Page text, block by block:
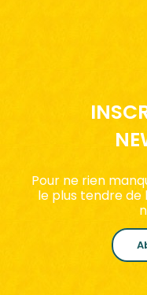
Pour ne rien
le plus tendre